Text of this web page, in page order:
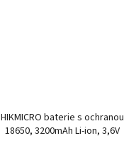
HIKMICRO baterie s ochranou
18650, 3200mAh Li-ion, 3,6V